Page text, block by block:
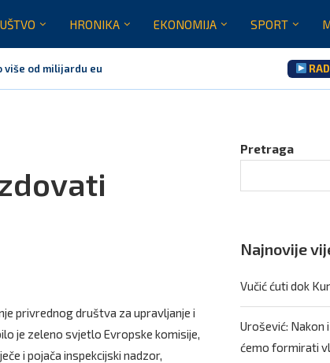
HRONIKA EKONOMIJA SPORT
od milijardu eura bruto...
za centre za migrante
dva miliona putnika
ponovo u pogonu od danas
repatrijaciju migranata
privrednog društva za upravljanje i
je zeleno svjetlo Evropske komisije,
i pojača inspekcijski nadzor,
Pretraga
Najnovije
Vučić ćuti dok
Urošević: Nakon
ćemo formirati